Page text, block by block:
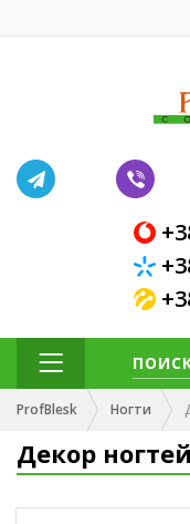
ProfBlesk Ногти
Декор ногтей